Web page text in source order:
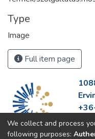
Type
Image
Full item page
We collect and process
following purposes: